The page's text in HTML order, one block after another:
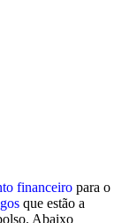
financeiro para o
que estão a
Abaixo